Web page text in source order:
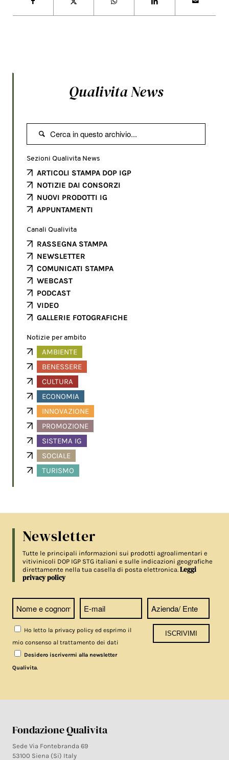
Qualivita News

Sezioni Qualivita News
ARTICOLI STAMPA DOP IGP
NOTIZIE DAI CONSORZI
NUOVI PRODOTTI IG
APPUNTAMENTI
Canali Qualivita
RASSEGNA STAMPA
NEWSLETTER
COMUNICATI STAMPA
WEBCAST
PODCAST
VIDEO
GALLERIE FOTOGRAFICHE
Notizie per ambito
AMBIENTE
BENESSERE
CULTURA
ECONOMIA
INNOVAZIONE
PROMOZIONE
SISTEMA IG
SOCIALE
TURISMO
Newsletter
Tutte le principali informazioni sui prodotti agroalimentari e
vitivinicoli DOP IGP STG italiani e sulle indicazioni geografiche
direttamente nella tua casella di posta elettronica.Leggi
privacy policy
Ho letto la privacy policy ed esprimo il
mio consenso al trattamento dei dati
Desidero iscrivermi alla newsletter
Qualivita
Fondazione Qualivita
Sede Via Fontebranda 69
53100 Siena (Si) Italy